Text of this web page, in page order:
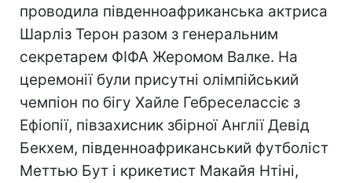
проводила південноафриканська актриса
Шарліз Терон разом з генеральним
секретарем ФІФА Жеромом Валке. На
церемонії були присутні олімпійський
чемпіон по бігу Хайле Гебреселассіє з
Ефіопії, півзахисник збірної Англії Девід
Бекхем, південноафриканський футболіст
Меттью Бут і крикетист Макайя Нтіні,